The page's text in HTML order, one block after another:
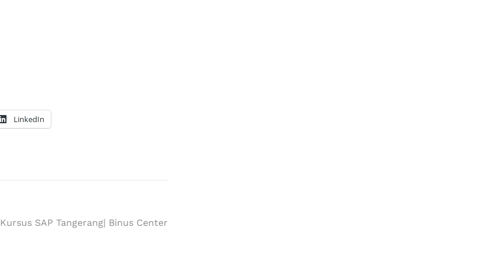
LinkedIn
Kursus SAP Tangerang| Binus Center